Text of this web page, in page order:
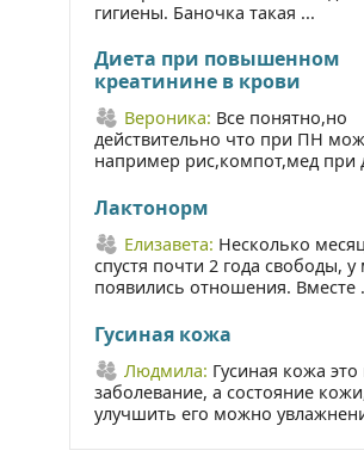
гигиены. Баночка такая ...
Диета при повышенном
креатинине в крови
Вероника: Все понятно,но
действительно что при ПН
например рис,компот,мед при
Лактонорм
Елизавета: Несколько
спустя почти 2 года свободы, у
появились отношения. Вместе
Гусиная кожа
Людмила: Гусиная кожа это
заболевание, а состояние
улучшить его можно